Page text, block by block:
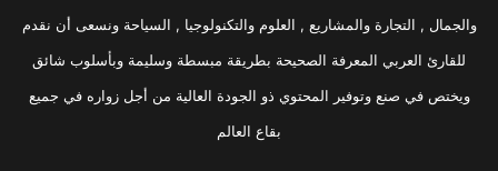
والجمال , التجارة والمشاريع , العلوم والتكنولوجيا , السياحة ونسعى أن نقدم
للقارئ العربي المعرفة الصحيحة بطريقة مبسطة وسليمة وبأسلوب شائق
ويختص في صنع وتوفير المحتوي ذو الجودة العالية من أجل زواره في جميع
بقاع العالم